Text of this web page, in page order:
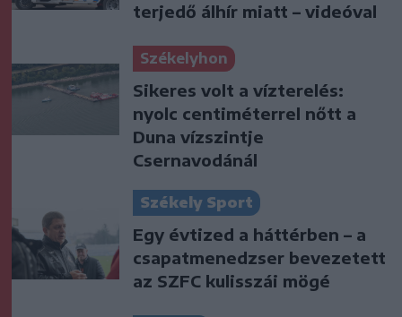
terjedő álhír miatt – videóval
Székelyhon
Sikeres volt a vízterelés:
nyolc centiméterrel nőtt a
Duna vízszintje
Csernavodánál
Székely Sport
Egy évtized a háttérben – a
csapatmenedzser bevezetett
az SZFC kulisszái mögé